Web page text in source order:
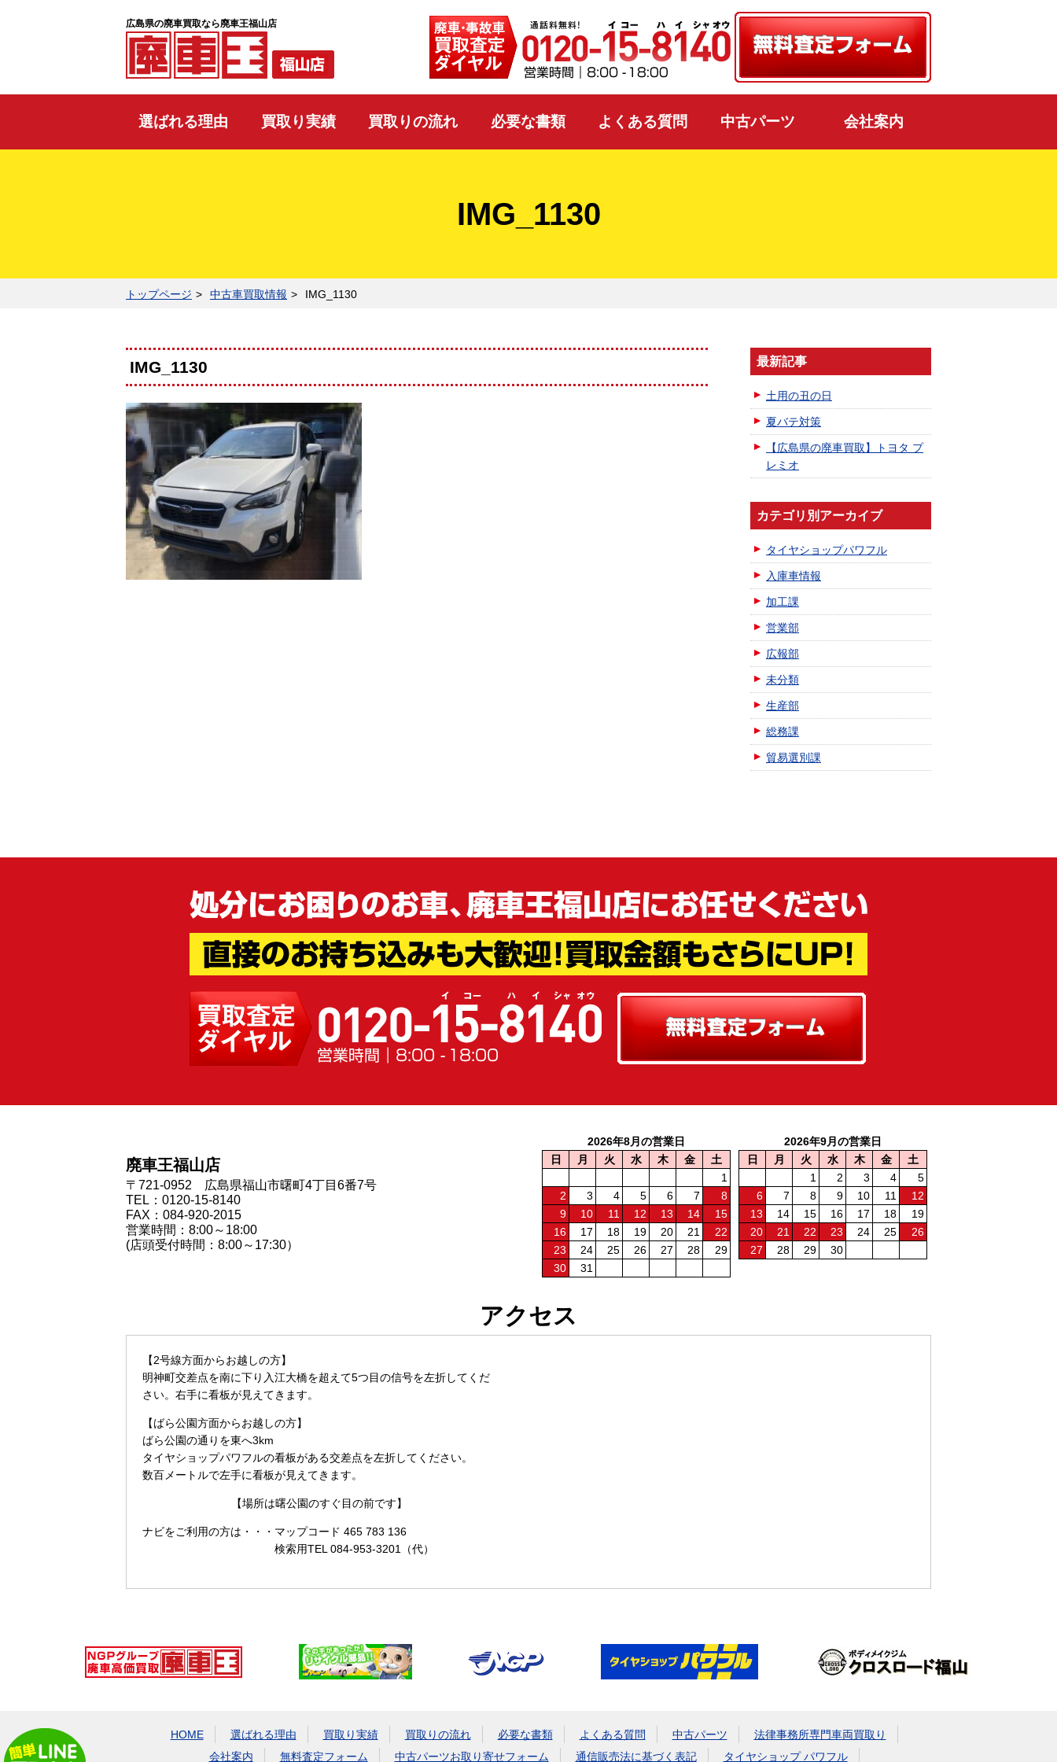
広島県の廃車買取なら廃車王福山店
選ばれる理由 買取り実績 買取りの流れ 必要な書類 よくある質問 中古パーツ 会社案内
IMG_1130
トップページ 中古車買取情報 IMG_1130
IMG_1130 最新記事
土用の丑の日
夏バテ対策
【広島県の廃車買取】トヨタ プ
レミオ
カテゴリ別アーカイブ
タイヤショップパワフル
入庫車情報
加工課
営業部
広報部
未分類
生産部
総務課
貿易選別課
廃車王福山店
〒721-0952 広島県福山市曙町4丁目6番7号
TEL：0120-15-8140
FAX：084-920-2015
営業時間：8:00～18:00
(店頭受付時間：8:00～17:30）
2026年8月の営業日
日
月 火 水 木 金
土
1
2
3 4 5 6 7
8
9
10 11 12 13 14
15
16
17 18 19 20 21
22
23
24 25 26 27 28
29
30
31
2026年9月の営業日
日
月 火 水 木 金
土
1
2 3 4
5
6
7 8 9 10 11
12
13
14 15 16 17 18
19
20
21 22 23 24 25
26
27
28 29 30
アクセス
【2号線方面からお越しの方】
明神町交差点を南に下り入江大橋を超えて5つ目の信号を左折してくだ
さい。右手に看板が見えてきます。
【ばら公園方面からお越しの方】
ばら公園の通りを東へ3km
タイヤショップパワフルの看板がある交差点を左折してください。
数百メートルで左手に看板が見えてきます。
【場所は曙公園のすぐ目の前です】
ナビをご利用の方は・・・ マップコード 465 783 136
検索用TEL 084-953-3201（代）
HOME 選ばれる理由 買取り実績 買取りの流れ 必要な書類 よくある質問 中古パーツ
法律事務所専門車両買取り
会社案内
無料査定フォーム 中古パーツお取り寄せフォーム 通信販売法に基づく表記 タイヤショップ パワフル